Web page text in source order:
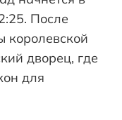
После
королевской
дворец, где
для